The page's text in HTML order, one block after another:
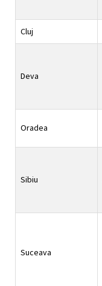
Cluj
Deva
Oradea
Sibiu
Suceava